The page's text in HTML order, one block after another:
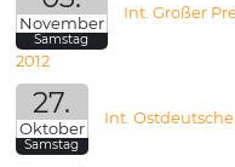
November
Samstag
Int. Großer
2012
27.
Oktober
Samstag
Int.